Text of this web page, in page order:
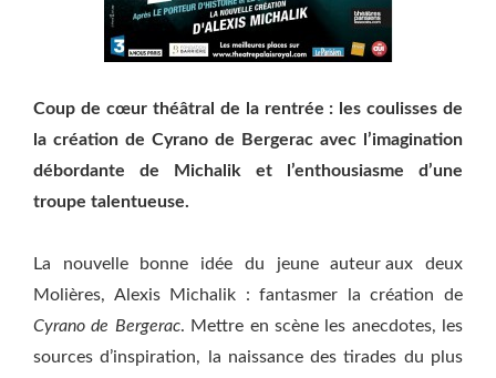
Coup de cœur théâtral de la rentrée : les coulisses de
la création de Cyrano de Bergerac avec l’imagination
débordante de
Michalik et l’enthousiasme d’une
troupe talentueuse.
La nouvelle bonne idée du jeune auteur aux deux
Molières, Alexis Michalik : fantasmer la création de
Cyrano de Bergerac. Mettre en scène les anecdotes, les
sources d’inspiration, la naissance des tirades du plus